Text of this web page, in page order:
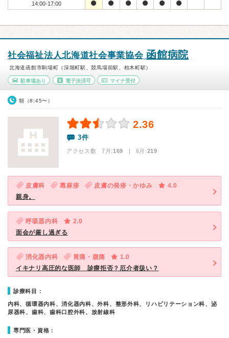
14:00-17:00
社会福祉法人北海道社会事業協会 函館病院
北海道函館市駒場町（深堀町駅、競馬場前駅、柏木町駅）
駐車場あり 電子決済可 マイナ受付
朝（8:45〜）
2.36
3件
アクセス数 7月:169 | 6月:219
皮膚科 蕁麻疹 皮膚の発疹・かゆみ
4.0
親身。
呼吸器内科
2.0
面会が厳し過ぎる
消化器内科 胃痛・腹痛
1.0
イキナリ高圧的な医師 診療拒否？厄介者扱い？
診療科目：
内科、循環器内科、消化器内科、外科、整形外科、リハビリテーション科、泌
尿器科、歯科、歯科口腔外科、放射線科
専門医・資格：